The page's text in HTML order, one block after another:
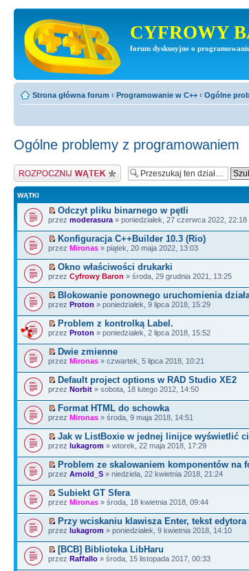
CYFROWY
forum dyskusyjne o
Strona główna forum ‹ Programowanie w C++ ‹ Ogólne
Ogólne problemy z programowaniem
Napisz wątek
WĄTKI
Odczyt pliku binarnego w pętli
przez moderasura » poniedziałek, 27 czerwca 2022, 22:18
Konfiguracja C++Builder 10.3 (Rio)
przez Mironas » piątek, 20 maja 2022, 13:03
Okno właściwości drukarki
przez Cyfrowy Baron » środa, 29 grudnia 2021, 13:25
Blokowanie ponownego uruchomienia
przez Proton » poniedziałek, 9 lipca 2018, 15:29
Problem z kontrolką Label.
przez Proton » poniedziałek, 2 lipca 2018, 15:52
Dwie zmienne
przez Mironas » czwartek, 5 lipca 2018, 10:21
Default project options w RAD Studio XE2
przez Norbit » sobota, 18 lutego 2012, 14:50
Format HTML do schowka
przez Mironas » środa, 9 maja 2018, 14:51
Jak w ListBoxie w jednej linijce wyświetlić
przez lukagrom » wtorek, 22 maja 2018, 17:29
Problem ze skalowaniem komponentów na
przez Arnold_S » niedziela, 22 kwietnia 2018, 21:24
Subiekt GT Sfera
przez Mironas » środa, 18 kwietnia 2018, 09:44
Przy wciskaniu klawisza Enter, tekst edytora
przez lukagrom » poniedziałek, 9 kwietnia 2018, 14:10
[BCB] Biblioteka LibHaru
przez Raffallo » środa, 15 listopada 2017, 00:33